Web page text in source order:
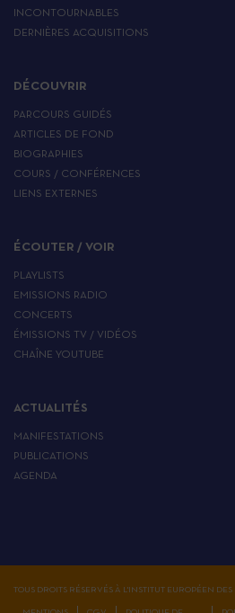
INCONTOURNABLES
DERNIÈRES ACQUISITIONS
DÉCOUVRIR
PARCOURS GUIDÉS
ARTICLES DE FOND
BIOGRAPHIES
COURS / CONFÉRENCES
LIENS EXTERNES
ÉCOUTER / VOIR
PLAYLISTS
EMISSIONS RADIO
CONCERTS
ÉMISSIONS TV / VIDÉOS
CHAÎNE YOUTUBE
ACTUALITÉS
MANIFESTATIONS
PUBLICATIONS
AGENDA
TOUS DROITS RÉSERVÉS À L'INSTITUT EUROPÉEN